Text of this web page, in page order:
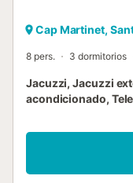
Cap Martinet,
8 pers. 3 dormitorios
Jacuzzi, Jacuzzi
acondicionado,